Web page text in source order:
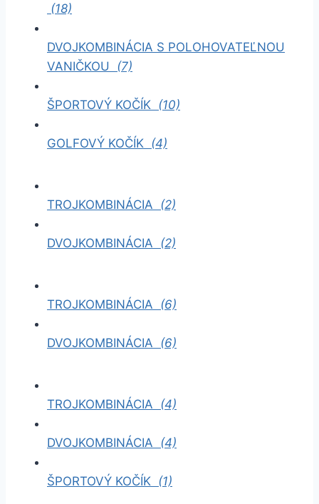
(18)
DVOJKOMBINÁCIA S POLOHOVATEĽNOU
VANIČKOU (7)
ŠPORTOVÝ KOČÍK (10)
GOLFOVÝ KOČÍK (4)
TROJKOMBINÁCIA (2)
DVOJKOMBINÁCIA (2)
TROJKOMBINÁCIA (6)
DVOJKOMBINÁCIA (6)
TROJKOMBINÁCIA (4)
DVOJKOMBINÁCIA (4)
ŠPORTOVÝ KOČÍK (1)